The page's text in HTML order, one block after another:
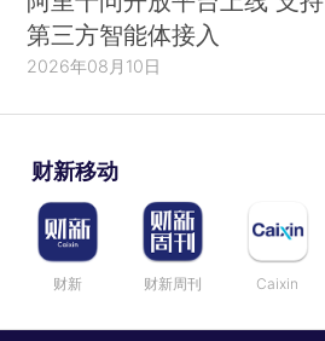
第三方智能体接入
2026年08月10日
财新移动
财新 财新周刊 Caixin